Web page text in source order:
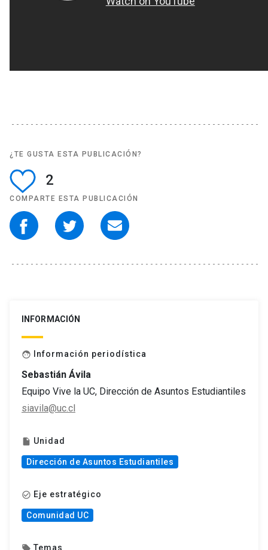
¿TE GUSTA ESTA PUBLICACIÓN?
2
COMPARTE ESTA PUBLICACIÓN
INFORMACIÓN
face Información periodística
Sebastián Ávila
Equipo Vive la UC, Dirección de Asuntos Estudiantiles
siavila@uc.cl
insert_drive_file Unidad
Dirección de Asuntos Estudiantiles
check_circle_outline Eje estratégico
Comunidad UC
Temas